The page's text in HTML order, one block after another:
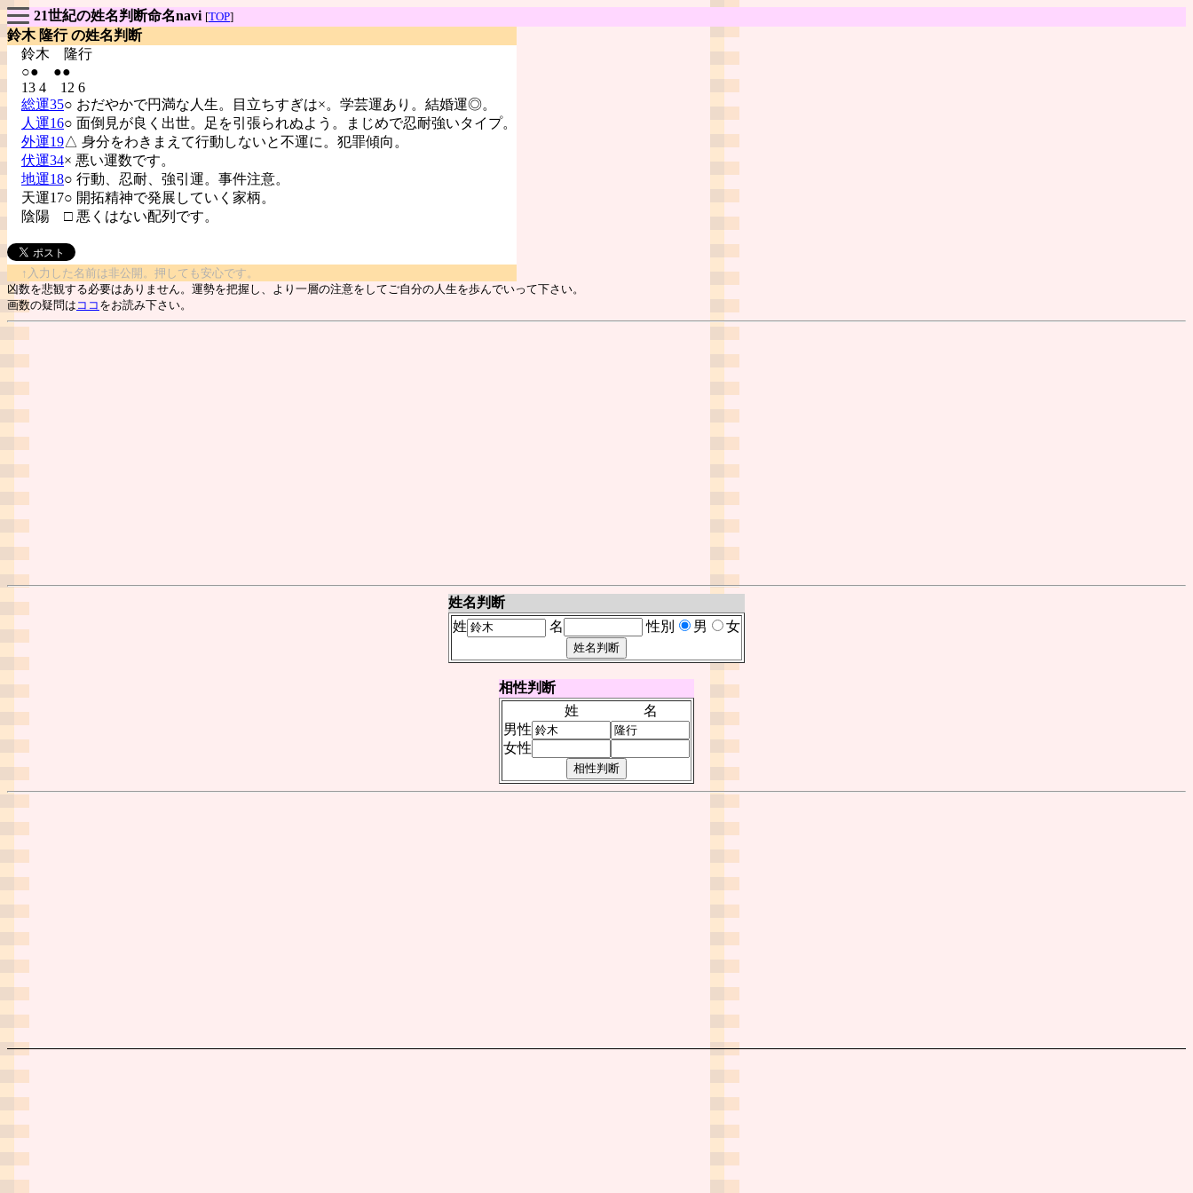
21世紀の姓名判断命名navi [TOP]
鈴木 隆行 の姓名判断
鈴木 隆行
○● ●●
13 4 12 6
総運35○ おだやかで円満な人生。目立ちすぎは×。学芸運あり。結婚運◎。
人運16○ 面倒見が良く出世。足を引張られぬよう。まじめで忍耐強いタイプ。
外運19△ 身分をわきまえて行動しないと不運に。犯罪傾向。
伏運34× 悪い運数です。
地運18○ 行動、忍耐、強引運。事件注意。
天運17○ 開拓精神で発展していく家柄。
陰陽 □ 悪くはない配列です。
↑入力した名前は非公開。押しても安心です。
凶数を悲観する必要はありません。運勢を把握し、より一層の注意をしてご自分の人生を歩んでいって下さい。
画数の疑問は ココ をお読み下さい。
姓名判断
姓
名 性別 男 女
相性判断
姓
名
男性
女性